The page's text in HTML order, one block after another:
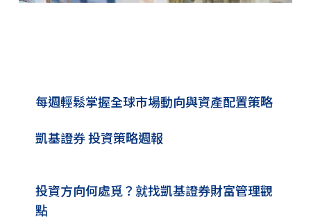
每週輕鬆掌握全球市場動向與資產配置策略
凱基證券 投資策略週報
投資方向何處覓？就找凱基證券財富管理觀
點